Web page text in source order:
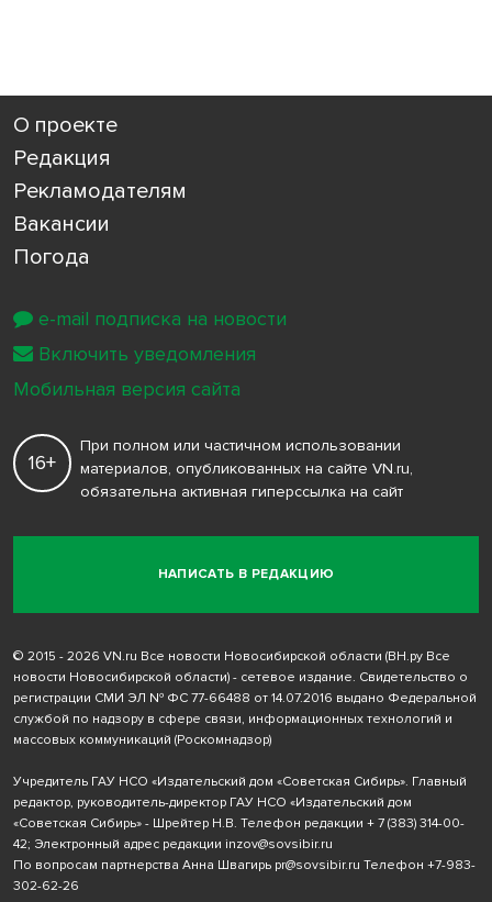
О проекте
Редакция
Рекламодателям
Вакансии
Погода
НАПИСАТЬ В РЕДАКЦИЮ
16+
При полном или частичном использовании
материалов, опубликованных на сайте VN.ru,
обязательна активная гиперссылка на сайт
© 2015 - 2026 VN.ru Все новости Новосибирской области (ВН.ру Все
новости Новосибирской области) - сетевое издание. Свидетельство о
регистрации СМИ ЭЛ № ФС 77-66488 от 14.07.2016 выдано Федеральной
службой по надзору в сфере связи, информационных технологий и
массовых коммуникаций (Роскомнадзор)
Учредитель ГАУ НСО «Издательский дом «Советская Сибирь». Главный
редактор, руководитель-директор ГАУ НСО «Издательский дом
«Советская Сибирь» - Шрейтер Н.В. Телефон редакции + 7 (383) 314-00-
42; Электронный адрес редакции inzov@sovsibir.ru
По вопросам партнерства Анна Швагирь pr@sovsibir.ru Телефон +7-983-
302-62-26
e-mail подписка на новости
Включить уведомления
Мобильная версия сайта